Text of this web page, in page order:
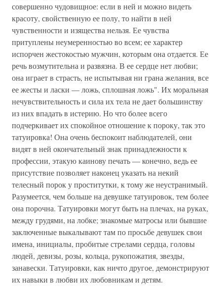
совершенно чудовищное: если в ней и можно видеть
красоту, свойственную ее полу, то найти в ней
чувственности и изящества нельзя. Ее чувства
притуплены неумеренностью во всем; ее характер
испорчен жестокостью мужчин, которым она отдается. Ее
речь возмутительна и развязна. В ее сердце нет любви;
она играет в страсть, не испытывая ни грана желания, все
ее жесты и ласки — ложь, сплошная ложь". Их моральная
нечувствительность и сила их тела не дает большинству
из них впадать в истерию. Но что более всего
подчеркивает их спокойное отношение к пороку, так это
татуировка! Она очень беспокоит наблюдателей, они
видят в ней окончательный знак принадлежности к
профессии, этакую каинову печать — конечно, ведь ее
присутствие позволяет наконец указать на некий
телесный порок у проститутки, к тому же неустранимый.
Разумеется, чем больше на девушке татуировок, тем более
она порочна. Татуировки могут быть на плечах, на руках,
между грудями, на лобке; знакомые матросы или бывшие
заключенные выкалывают там по просьбе девушек свои
имена, инициалы, пробитые стрелами сердца, головы
людей, девизы, розы, кольца, рукопожатия, звезды,
занавески. Татуировки, как ничто другое, демонстрируют
их навыки в любви их любовникам и детям.